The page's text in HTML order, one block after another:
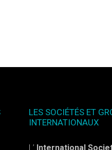
LES SOCIÉTÉS ET
INTERNATIONAUX
L’ International